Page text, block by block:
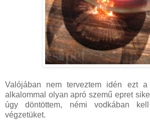
Valójában nem terveztem idén ezt
alkalommal olyan apró szemű epret
úgy döntöttem, némi vodkában
végzetüket.